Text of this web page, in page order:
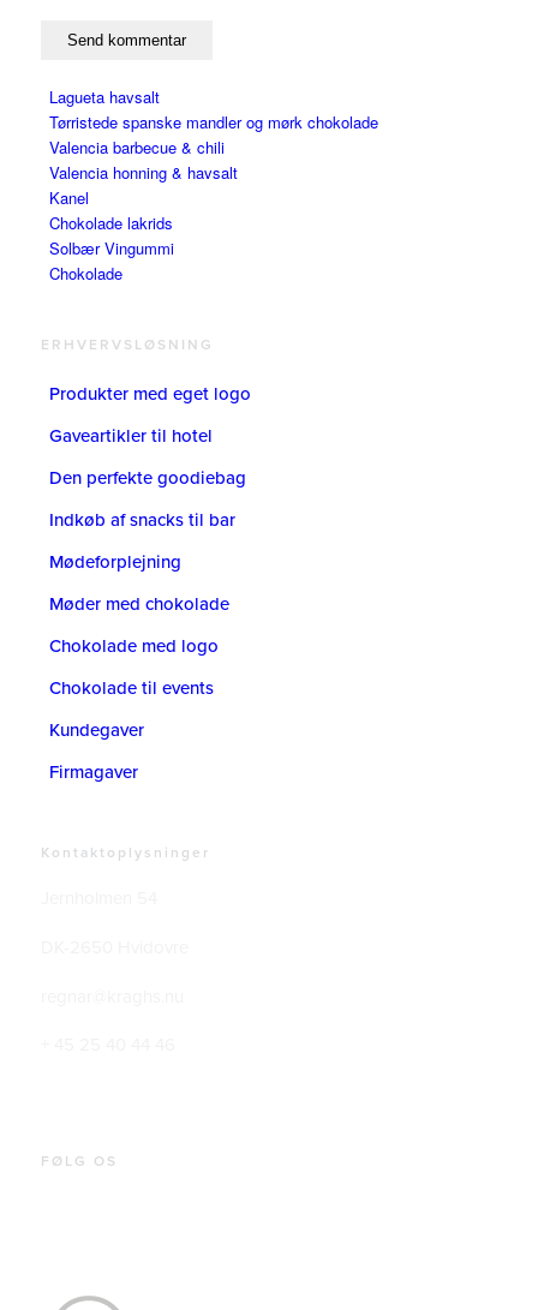
Lagueta havsalt
Tørristede spanske mandler og mørk chokolade
Valencia barbecue & chili
Valencia honning & havsalt
Kanel
Chokolade lakrids
Solbær Vingummi
Chokolade
ERHVERVSLØSNING
Produkter med eget logo
Gaveartikler til hotel
Den perfekte goodiebag
Indkøb af snacks til bar
Mødeforplejning
Møder med chokolade
Chokolade med logo
Chokolade til events
Kundegaver
Firmagaver
Kontaktoplysninger
FØLG OS